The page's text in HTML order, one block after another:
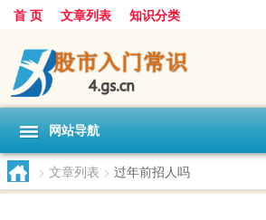
首 页 文章列表 知识分类
网站导航
> 文章列表 > 过年前招人吗